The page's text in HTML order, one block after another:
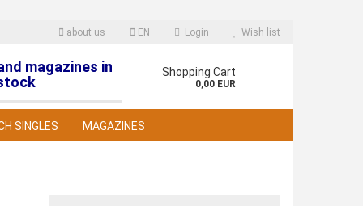
about us EN Login Wish list
magazines in
Shopping Cart
0,00 EUR
SINGLES MAGAZINES